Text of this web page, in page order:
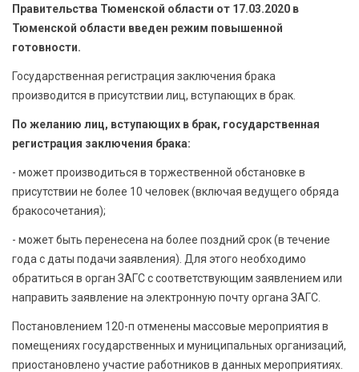
Правительства Тюменской области от 17.03.2020 в
Тюменской области введен режим повышенной
готовности.
Государственная регистрация заключения брака
производится в присутствии лиц, вступающих в брак.
По желанию лиц, вступающих в брак, государственная
регистрация заключения брака:
- может производиться в торжественной обстановке в
присутствии не более 10 человек (включая ведущего обряда
бракосочетания);
- может быть перенесена на более поздний срок (в течение
года с даты подачи заявления). Для этого необходимо
обратиться в орган ЗАГС с соответствующим заявлением или
направить заявление на электронную почту органа ЗАГС.
Постановлением 120-п отменены массовые мероприятия в
помещениях государственных и муниципальных организаций,
приостановлено участие работников в данных мероприятиях.